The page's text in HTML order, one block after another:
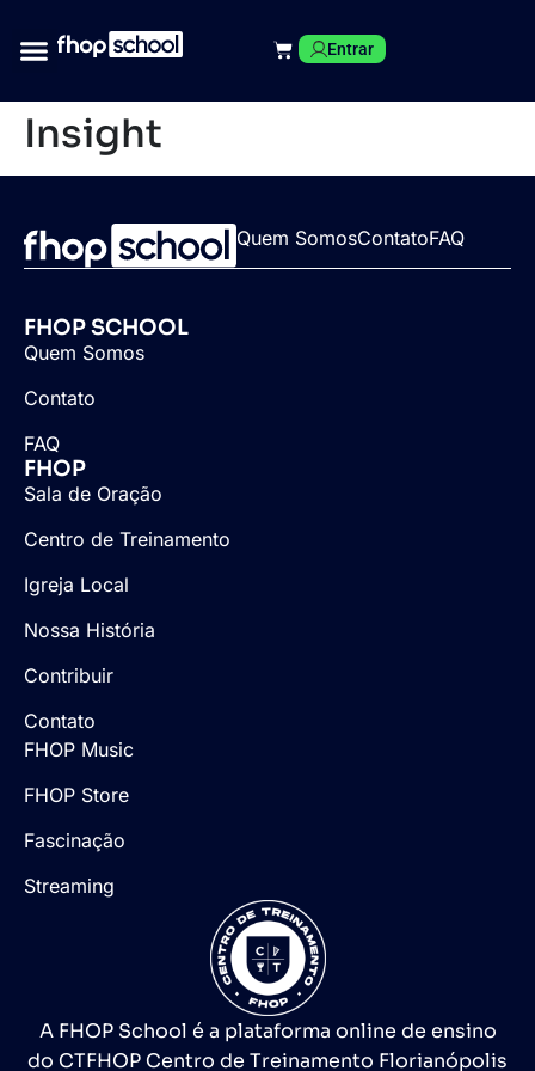
Entrar
Insight
Quem SomosContatoFAQ
FHOP SCHOOL
Quem Somos
Contato
FAQ
FHOP
Sala de Oração
Centro de Treinamento
Igreja Local
Nossa História
Contribuir
Contato
FHOP Music
FHOP Store
Fascinação
Streaming
A FHOP School é a plataforma online de ensino
do CTFHOP Centro de Treinamento Florianópolis